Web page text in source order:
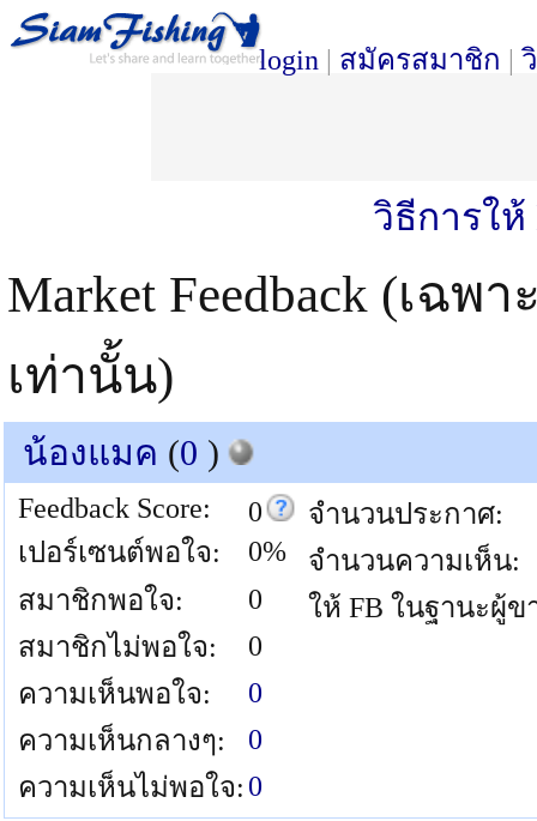
login | สมัครสมาชิก |
วิธีการให้
Market Feedback (เฉ
เท่านั้น)
น้องแมค (0 )
Feedback Score:
0
เปอร์เซนต์พอใจ:
0%
สมาชิกพอใจ:
0
สมาชิกไม่พอใจ:
0
ความเห็นพอใจ:
0
ความเห็นกลางๆ:
0
ความเห็นไม่พอใจ: 0
จำนวนประกาศ:
จำนวนความเห็น:
ให้ FB ในฐานะผู้ข